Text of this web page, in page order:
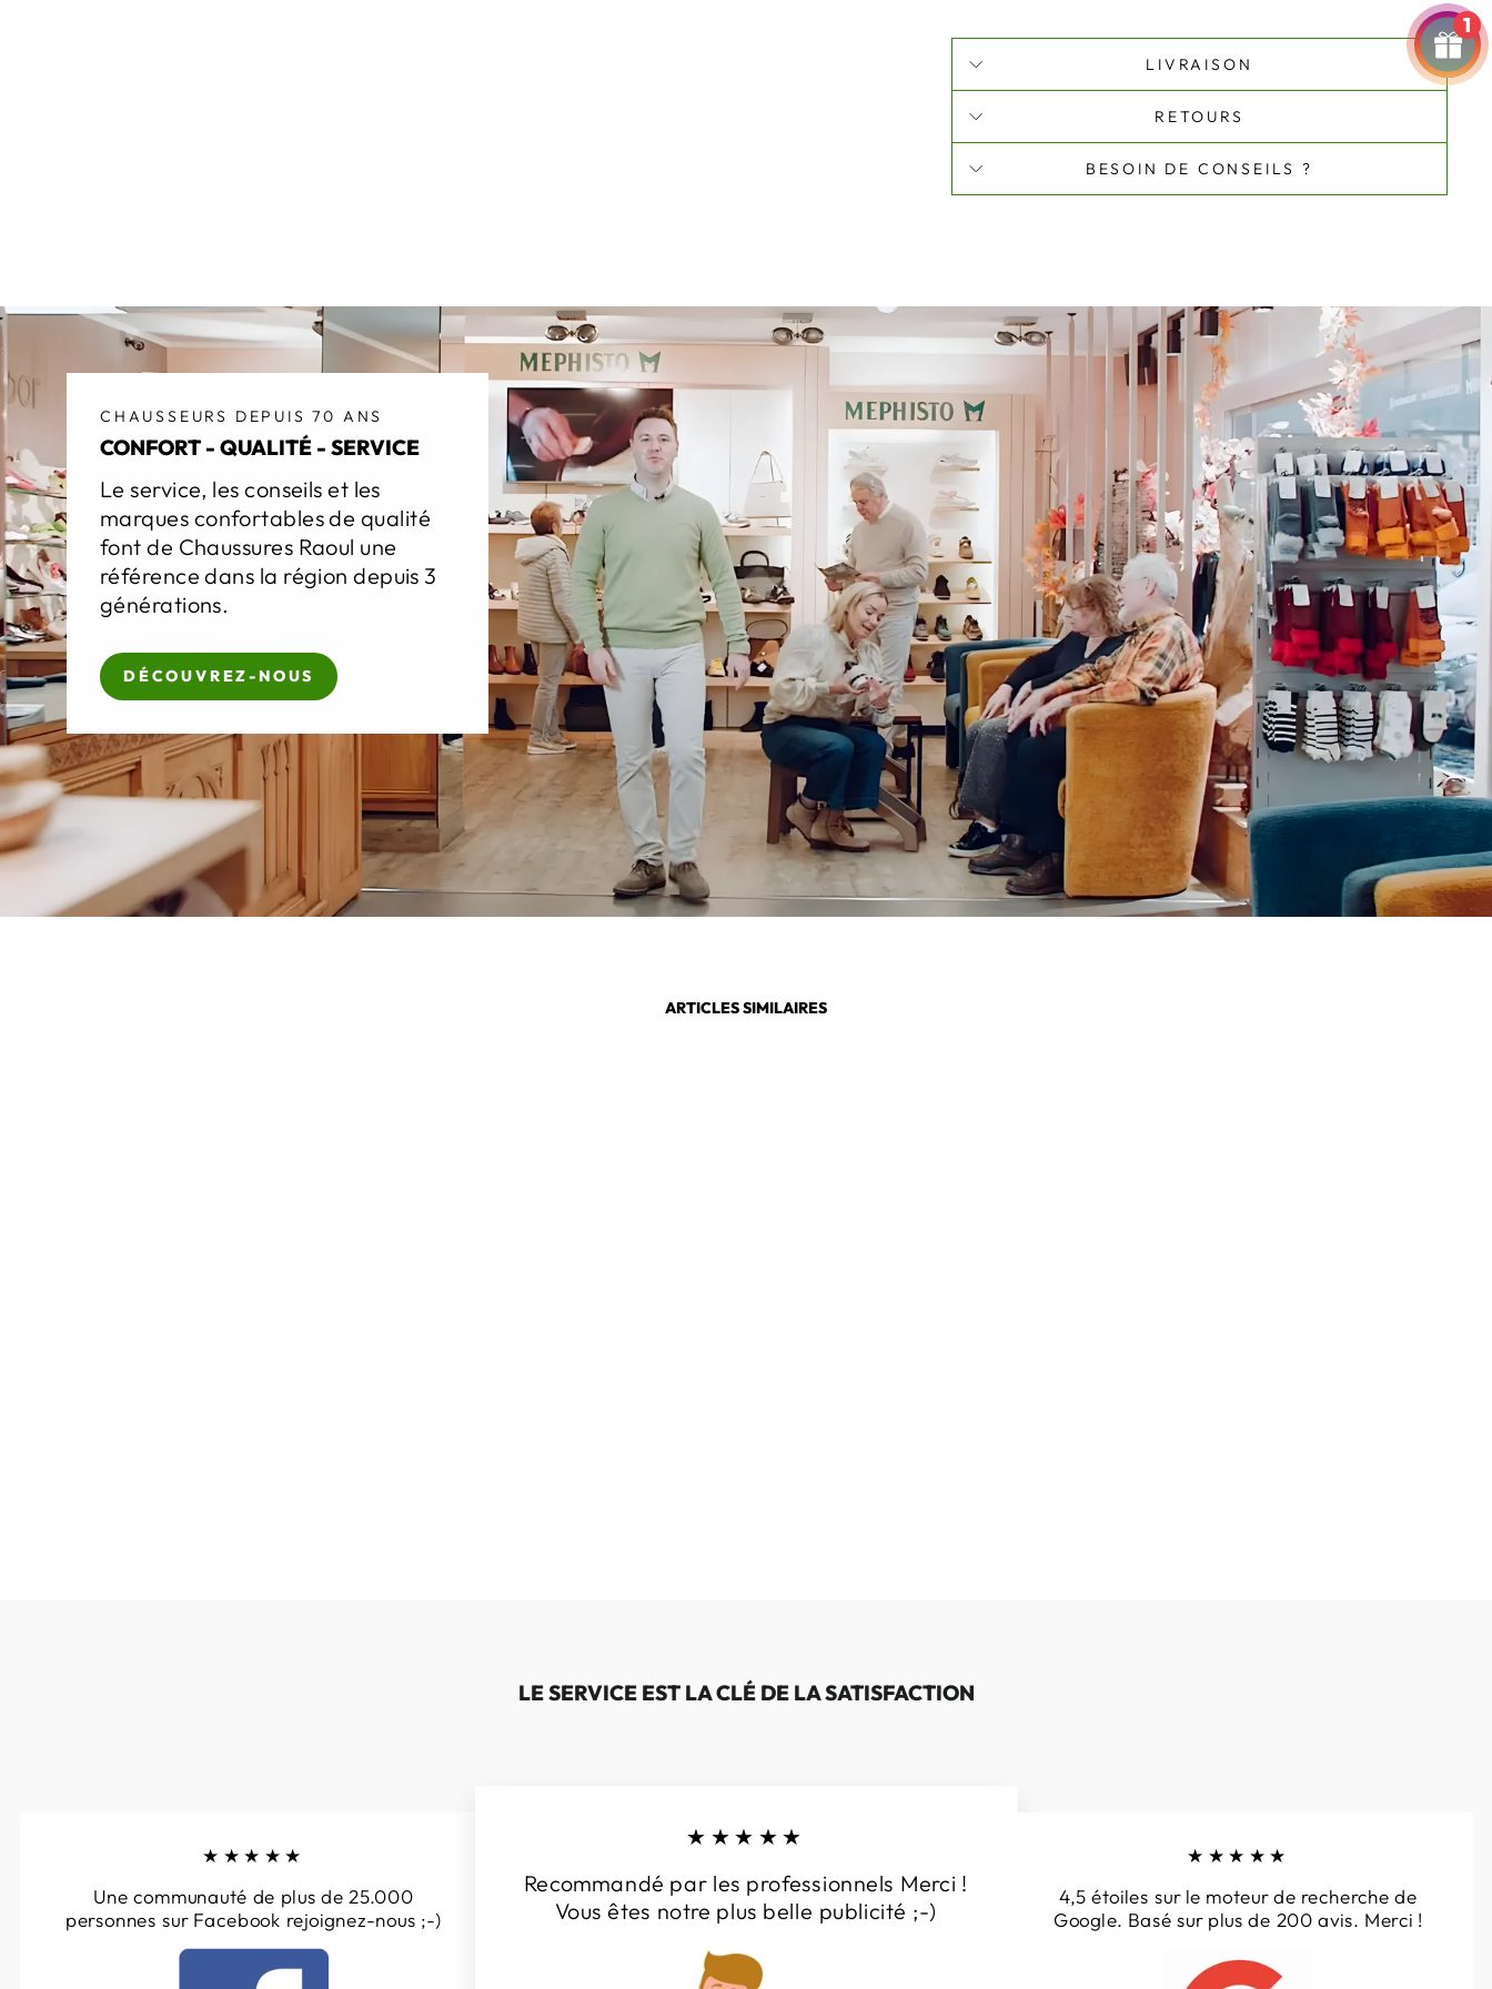
LIVRAISON
RETOURS
BESOIN DE CONSEILS ?
CHAUSSEURS DEPUIS 70 ANS
CONFORT - QUALITÉ - SERVICE
Le service, les conseils et les
marques confortables de qualité
font de Chaussures Raoul une
référence dans la région depuis 3
générations.
DÉCOUVREZ-NOUS
ARTICLES SIMILAIRES
LE SERVICE EST LA CLÉ DE LA SATISFACTION
★★★★★
Une communauté de plus de 25.000
personnes sur Facebook rejoignez-nous ;-)
★★★★★
Recommandé par les professionnels Merci !
Vous êtes notre plus belle publicité ;-)
★★★★★
4,5 étoiles sur le moteur de recherche de
Google. Basé sur plus de 200 avis. Merci !
1